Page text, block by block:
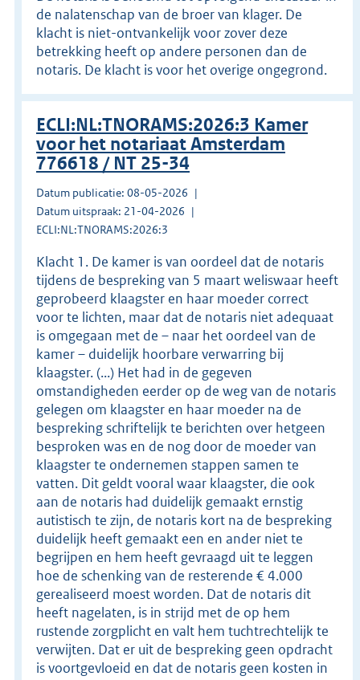
de nalatenschap van de broer van klager. De
klacht is niet-ontvankelijk voor zover deze
betrekking heeft op andere personen dan de
notaris. De klacht is voor het overige ongegrond.
ECLI:NL:TNORAMS:2026:3 Kamer
voor het notariaat Amsterdam
776618 / NT 25-34
Datum publicatie: 08-05-2026
Datum uitspraak: 21-04-2026
ECLI:NL:TNORAMS:2026:3
Klacht 1. De kamer is van oordeel dat de notaris
tijdens de bespreking van 5 maart weliswaar heeft
geprobeerd klaagster en haar moeder correct
voor te lichten, maar dat de notaris niet adequaat
is omgegaan met de – naar het oordeel van de
kamer – duidelijk hoorbare verwarring bij
klaagster. (...) Het had in de gegeven
omstandigheden eerder op de weg van de notaris
gelegen om klaagster en haar moeder na de
bespreking schriftelijk te berichten over hetgeen
besproken was en de nog door de moeder van
klaagster te ondernemen stappen samen te
vatten. Dit geldt vooral waar klaagster, die ook
aan de notaris had duidelijk gemaakt ernstig
autistisch te zijn, de notaris kort na de bespreking
duidelijk heeft gemaakt een en ander niet te
begrijpen en hem heeft gevraagd uit te leggen
hoe de schenking van de resterende € 4.000
gerealiseerd moest worden. Dat de notaris dit
heeft nagelaten, is in strijd met de op hem
rustende zorgplicht en valt hem tuchtrechtelijk te
verwijten. Dat er uit de bespreking geen opdracht
is voortgevloeid en dat de notaris geen kosten in